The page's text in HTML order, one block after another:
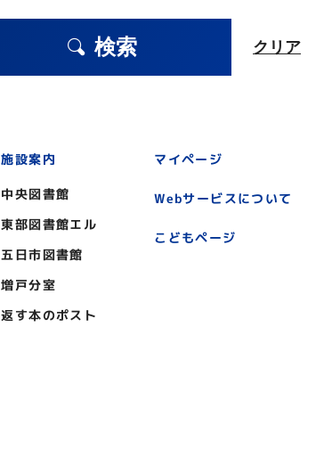
検索 クリア
施設案内
中央図書館
東部図書館エル
五日市図書館
増戸分室
返す本のポスト
マイページ
Webサービスについて
こどもページ